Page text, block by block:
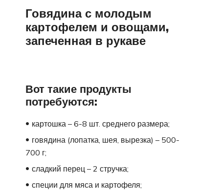
Говядина с молодым
картофелем и овощами,
запеченная в рукаве
Вот такие продукты
потребуются:
картошка – 6-8 шт. среднего размера;
говядина (лопатка, шея, вырезка) – 500-
700 г;
сладкий перец – 2 стручка;
специи для мяса и картофеля;